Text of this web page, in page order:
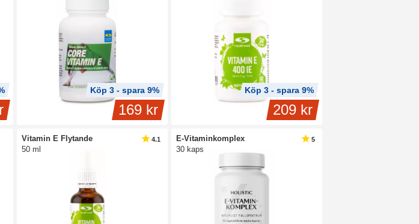
Köp 3 - spara 9%
169 kr
Köp 3 - spara 9%
209 kr
Vitamin E Flytande
50 ml
4.1
E-Vitaminkomplex
30 kaps
5